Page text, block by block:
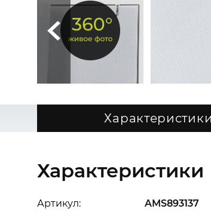
Характеристики
Характеристики
Артикул: AMS893137